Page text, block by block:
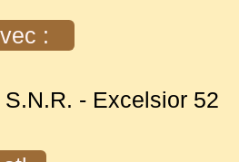
:
- Excelsior 52